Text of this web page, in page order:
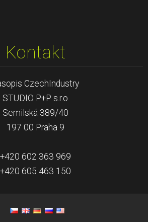
Kontakt
CzechIndustry
STUDIO P+P s.r.o
Semilská 389/40
197 00 Praha 9
+420 602 363 969
+420 605 463 150